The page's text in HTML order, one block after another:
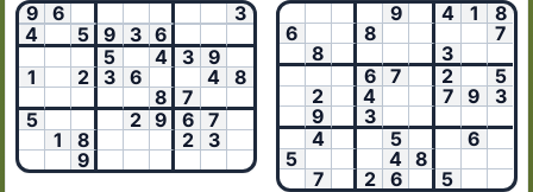
9 6
3
4
5 9 3 6
5
4 3
9
1
2 3 6 4
8
8
7
5
2 9 6
7
1
8 2
3
9
9 4 1
8
6
8
7
8
3
6
7 2
5
2
4 7 9
3
9
3
4
5
6
5
4 8
7
2 6
5